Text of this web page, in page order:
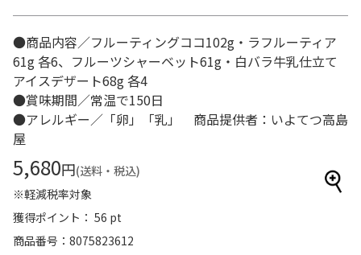
●商品内容／フルーティングココ102g・ラフルーティア
61g 各6、フルーツシャーベット61g・白バラ牛乳仕立て
アイスデザート68g 各4
●賞味期間／常温で150日
●アレルギー／「卵」「乳」 商品提供者：いよてつ高島
屋
5,680円(送料・税込)
※軽減税率対象
獲得ポイント： 56 pt
商品番号
8075823612